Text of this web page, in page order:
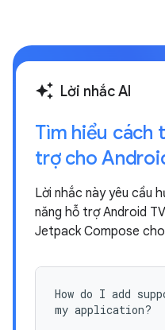
auto_awesome Lời nhắc AI
Tìm hiểu cách
trợ cho
Lời nhắc này yêu cầu
năng hỗ trợ Android
Jetpack Compose
How do I add
my application?